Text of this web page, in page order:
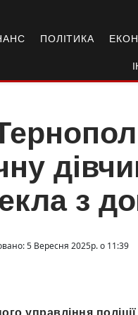
ПОЛІТИКА
з
5 Вересня 2025р. о 11:39
управління